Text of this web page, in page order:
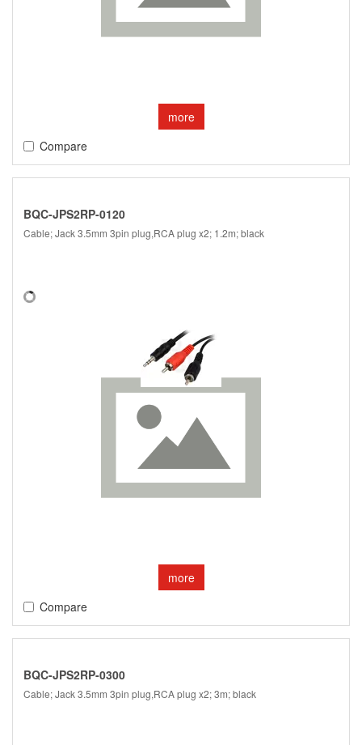
more
Compare
BQC-JPS2RP-0120
Cable; Jack 3.5mm 3pin plug,RCA plug x2; 1.2m; black
more
Compare
BQC-JPS2RP-0300
Cable; Jack 3.5mm 3pin plug,RCA plug x2; 3m; black